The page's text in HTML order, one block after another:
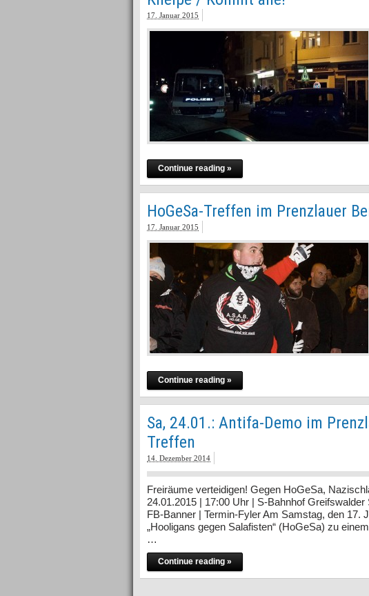
17. Januar 2015
Continue reading »
HoGeSa-Treffen im Prenzlauer
17. Januar 2015
Continue reading »
Sa, 24.01.: Antifa-Demo im
Treffen
14. Dezember 2014
Freiräume verteidigen! Gegen HoGeSa,
24.01.2015 | 17:00 Uhr | S-Bahnhof
FB-Banner | Termin-Fyler Am Samstag, den 17.
„Hooligans gegen Salafisten“ (HoGeSa) zu
…
Continue reading »